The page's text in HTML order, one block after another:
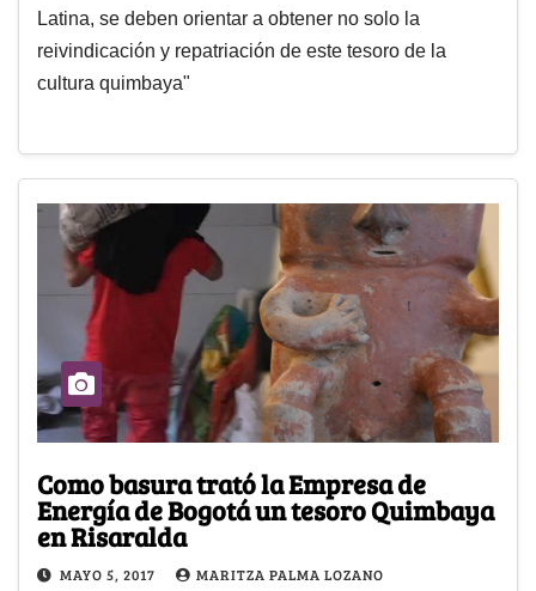
Latina, se deben orientar a obtener no solo la
reivindicación y repatriación de este tesoro de la
cultura quimbaya"
Como basura trató la Empresa de
Energía de Bogotá un tesoro Quimbaya
en Risaralda
MAYO 5, 2017 MARITZA PALMA LOZANO